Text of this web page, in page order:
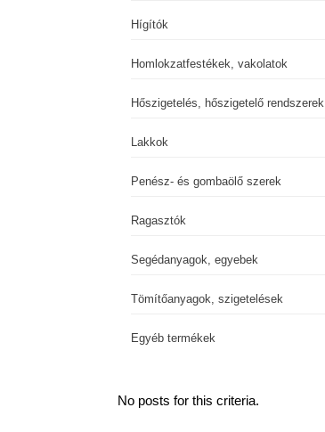
Hígítók
Homlokzatfestékek, vakolatok
Hőszigetelés, hőszigetelő rendszerek
Lakkok
Penész- és gombaölő szerek
Ragasztók
Segédanyagok, egyebek
Tömítőanyagok, szigetelések
Egyéb termékek
No posts for this criteria.